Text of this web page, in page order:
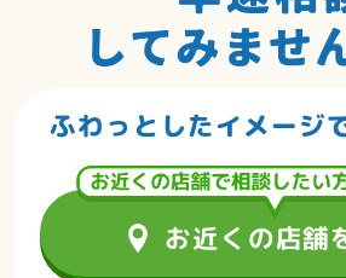
ふわっとしたイメージ
お近くの店舗